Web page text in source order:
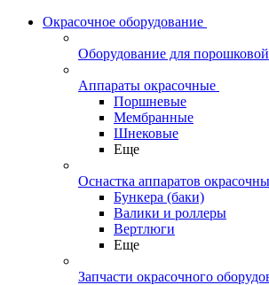
Окрасочное оборудование
Оборудование для
Аппараты окрасочные
Поршневые
Мембранные
Шнековые
Еще
Оснастка аппаратов
Бункера (баки)
Валики и роллеры
Вертлюги
Еще
Запчасти окрасочного